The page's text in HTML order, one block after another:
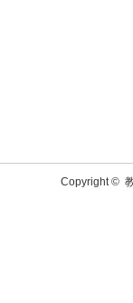
Copyright ©